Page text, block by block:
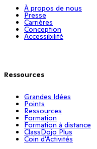
À propos de nous
Presse
Carrières
Conception
Accessibilité
Ressources
Grandes Idées
Points
Ressources
Formation
Formation à distance
ClassDojo Plus
Coin d'Activités